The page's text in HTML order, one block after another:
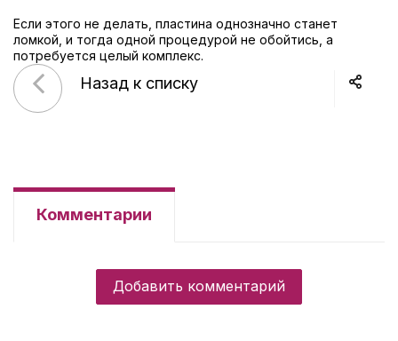
Если этого не делать, пластина однозначно станет
ломкой, и тогда одной процедурой не обойтись, а
потребуется целый комплекс.
Назад к списку
Комментарии
Добавить комментарий